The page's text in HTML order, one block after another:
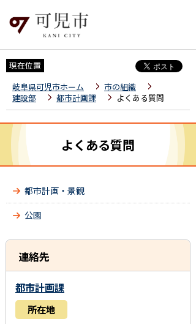
現在位置
岐阜県可児市ホーム
市の組織
建設部
都市計画課 よくある質問
よくある質問
都市計画・景観
公園
連絡先
都市計画課
所在地